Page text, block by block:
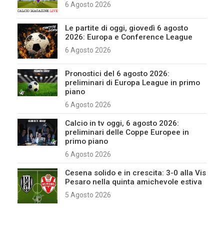
6 Agosto 2026
Le partite di oggi, giovedì 6 agosto
2026: Europa e Conference League
6 Agosto 2026
Pronostici del 6 agosto 2026:
preliminari di Europa League in primo
piano
6 Agosto 2026
Calcio in tv oggi, 6 agosto 2026:
preliminari delle Coppe Europee in
primo piano
6 Agosto 2026
Cesena solido e in crescita: 3-0 alla Vis
Pesaro nella quinta amichevole estiva
5 Agosto 2026